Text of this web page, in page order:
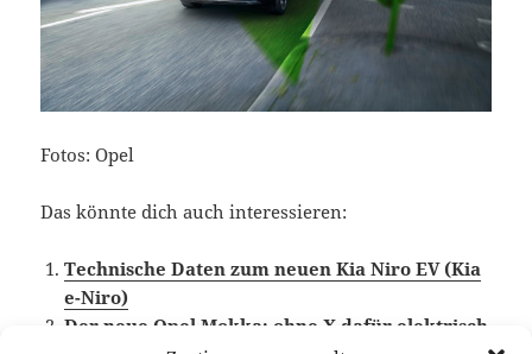
Fotos: Opel
Das könnte dich auch interessieren:
Technische Daten zum neuen Kia Niro EV (Kia
e-Niro)
Der neue Opel Mokka: ohne X dafür elektrisch